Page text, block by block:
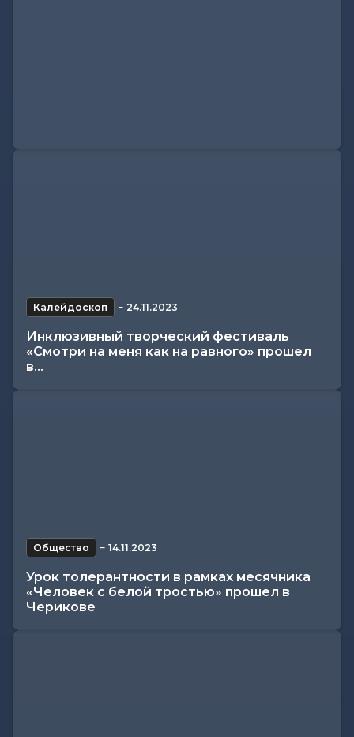
Калейдоскоп − 24.11.2023
Инклюзивный творческий фестиваль
«Смотри на меня как на равного» прошел
в...
Общество − 14.11.2023
Урок толерантности в рамках месячника
«Человек с белой тростью» прошел в
Черикове